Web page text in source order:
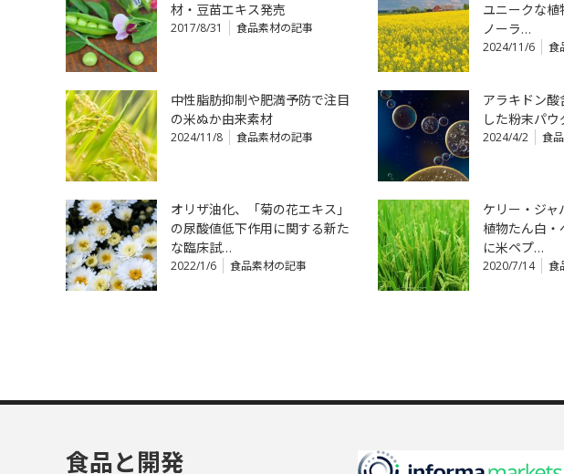
材・豆苗エキス発売
2017/8/31 食品素材の記事
ユニークな植
ノーラ…
2024/11/6 食
中性脂肪抑制や肥満予防で注目
の米ぬか由来素材
2024/11/8 食品素材の記事
アラキドン
した粉末パウ
2024/4/2 食
オリザ油化、「菊の花エキス」
の尿酸値低下作用に関する新た
な臨床試…
2022/1/6 食品素材の記事
ケリー・ジャ
植物たん白
に米ペプ…
2020/7/14 食
食品と開発